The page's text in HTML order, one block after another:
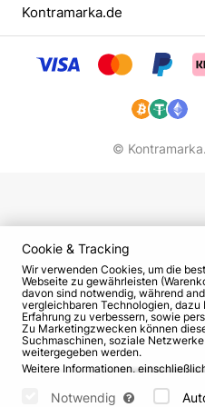
Nowgorod ein. Sie
stärker. Im selben Jahr
Theaterschule von
Als sie im 2. Studienjahr
dieses Besuchs wurde
Mädchen
nach der Schule in die
hartnäckige Mädchen
begann ein Studium in
Kontramarka.de
©
Cookie & Tracking
Wir verwenden Cookies, um die
Webseite zu gewährleisten
davon sind notwendig, während
vergleichbaren Technologien, dazu
Erfahrung zu verbessern, sowie
Zu Marketingzwecken können
Suchmaschinen, soziale
weitergegeben werden.
Weitere Informationen,
Bitte wählen Sie unten aus,
Notwendig